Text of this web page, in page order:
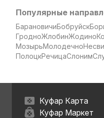
Популярные
БарановичиБобруйск
ГродноЖлобинЖодино
МозырьМолодечно
ПолоцкРечицаСлоним
Куфар Карта
Куфар Маркет